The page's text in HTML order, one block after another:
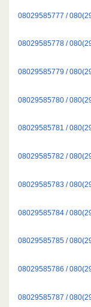
08029585777 /
08029585778 /
08029585779 /
08029585780 /
08029585781 /
08029585782 /
08029585783 /
08029585784 /
08029585785 /
08029585786 /
08029585787 /